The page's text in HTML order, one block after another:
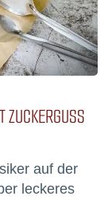
auf der
leckeres